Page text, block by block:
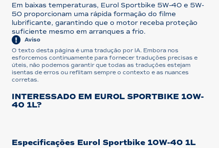
Em baixas temperaturas, Eurol Sportbike 5W-40 e 5W-
50 proporcionam uma rápida formação do filme
lubrificante, garantindo que o motor receba proteção
suficiente mesmo em arranques a frio.
Aviso
O texto desta página é uma tradução por IA. Embora nos
esforcemos continuamente para fornecer traduções precisas e
úteis, não podemos garantir que todas as traduções estejam
isentas de erros ou reflitam sempre o contexto e as nuances
corretas.
INTERESSADO EM EUROL SPORTBIKE 10W-
40 1L?
Especificações Eurol Sportbike 10W-40 1L